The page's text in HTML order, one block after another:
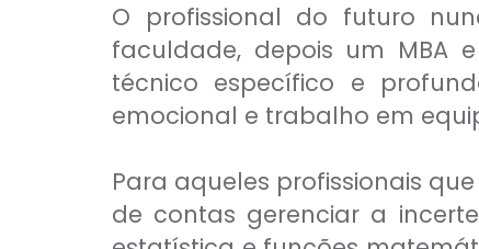
O profissional do futuro
faculdade, depois um MBA
técnico específico e
emocional e trabalho em
Para aqueles profissionais
de contas gerenciar a